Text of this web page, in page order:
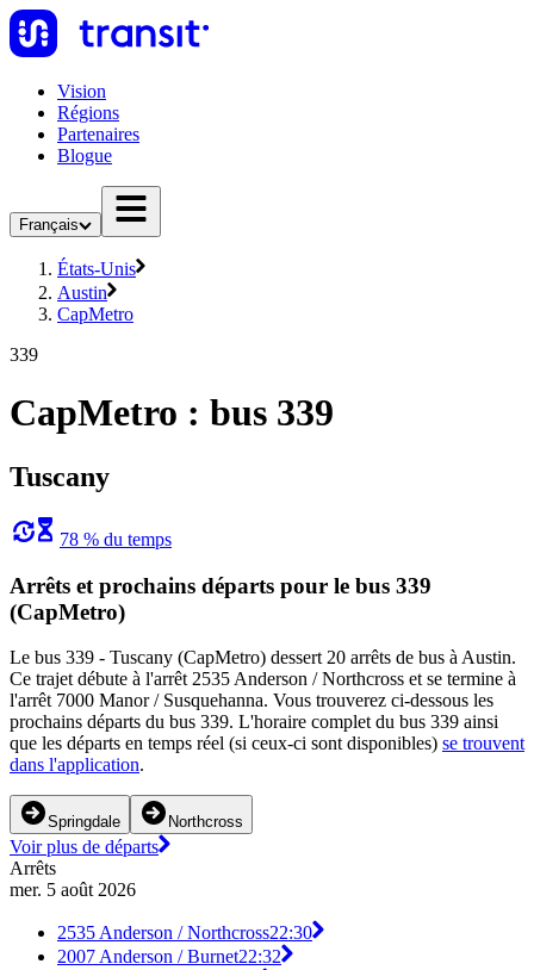
Vision
Régions
Partenaires
Blogue
Français
États-Unis
Austin
CapMetro
339
CapMetro : bus 339
Tuscany
78 % du temps
Arrêts et prochains départs pour le bus 339
(CapMetro)
Le bus 339 - Tuscany (CapMetro) dessert 20 arrêts de bus à Austin.
Ce trajet débute à l'arrêt 2535 Anderson / Northcross et se termine à
l'arrêt 7000 Manor / Susquehanna. Vous trouverez ci-dessous les
prochains départs du bus 339. L'horaire complet du bus 339 ainsi
que les départs en temps réel (si ceux-ci sont disponibles) se trouvent
dans l'application.
Springdale Northcross
Voir plus de départs
Arrêts
mer. 5 août 2026
2535 Anderson / Northcross22:30
2007 Anderson / Burnet22:32